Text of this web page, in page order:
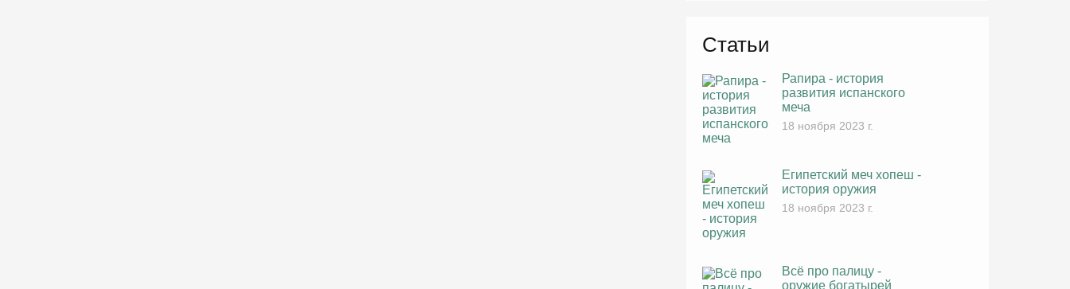
Статьи
Рапира - история
развития испанского
меча
18 ноября 2023 г.
Египетский меч хопеш -
история оружия
18 ноября 2023 г.
Всё про палицу -
оружие богатырей